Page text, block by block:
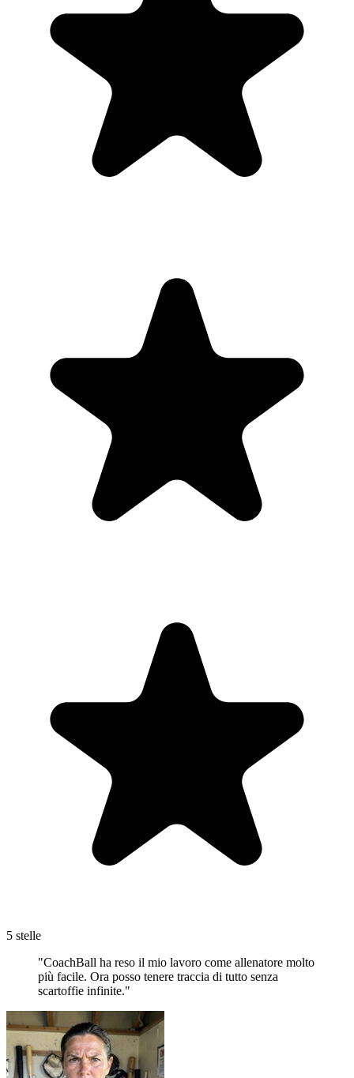
5 stelle
"CoachBall ha reso il mio lavoro come allenatore molto
più facile. Ora posso tenere traccia di tutto senza
scartoffie infinite."